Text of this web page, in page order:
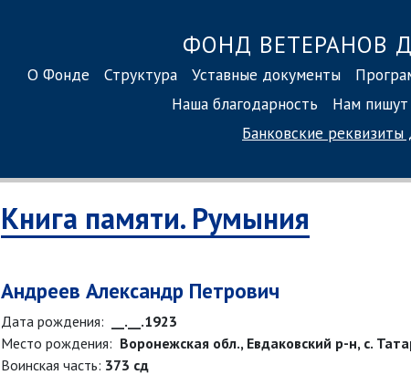
ФОНД ВЕТЕРАНОВ
О Фонде Структура Уставные документы
Наша благодарность
Нам пишут
Банковские реквизиты
Книга памяти. Румыния
Андреев Александр Петрович
Дата рождения:
__.__.1923
Место рождения: Воронежская обл., Евдаковский р-н, с.
Воинская часть: 373 сд